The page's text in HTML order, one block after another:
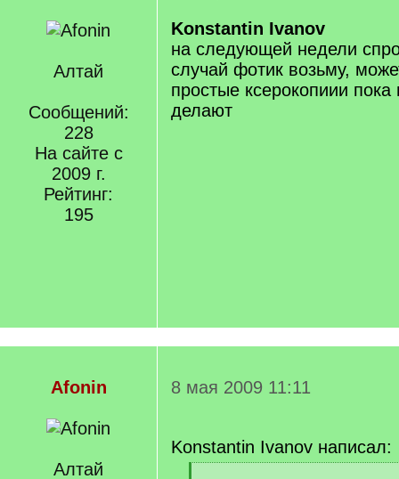
Алтай
Сообщений:
228
На сайте с
2009 г.
Рейтинг:
195
Konstantin Ivanov
на следующей недели
случай фотик возьму,
простые ксерокопиии
делают
Afonin
Алтай
8 мая 2009 11:11
Konstantin Ivanov написал: